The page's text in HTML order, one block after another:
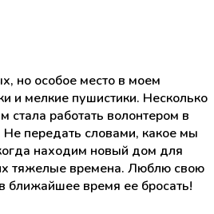
но особое место в моем
и мелкие пушистики. Несколько
работать волонтером в
передать словами, какое мы
находим новый дом для
тяжелые времена. Люблю свою
ближайшее время ее бросать!